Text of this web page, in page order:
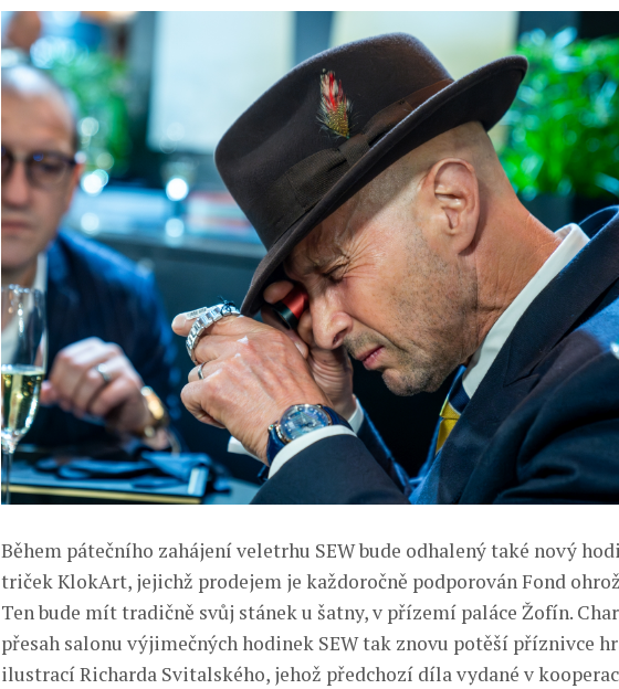
Během pátečního zahájení veletrhu SEW bude odhalený také nový
triček KlokArt, jejichž prodejem je každoročně podporován Fond
Ten bude mít tradičně svůj stánek u šatny, v přízemí paláce Žofín.
přesah salonu výjimečných hodinek SEW tak znovu potěší příznivce
ilustrací Richarda Svitalského, jehož předchozí díla vydané v kooperaci